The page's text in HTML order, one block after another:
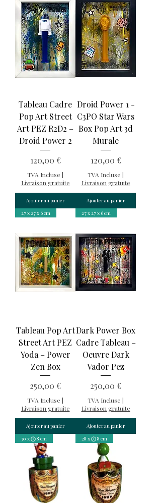
Tableau Cadre
Pop Art Street
Art PEZ R2D2 –
Droid Power 2
Prix
120,00 €
TVA Incluse |
Livraison gratuite
Ajouter au panier
Droid Power 1 -
C3PO Star Wars
Box Pop Art 3d
Murale
Prix
120,00 €
TVA Incluse |
Livraison gratuite
Ajouter au panier
27 x 27 x 6 cm
Tableau Pop Art
Street Art PEZ
Yoda – Power
Zen Box
Prix
250,00 €
TVA Incluse |
Livraison gratuite
Ajouter au panier
27 x 27 x 6 cm
Dark Power Box
Cadre Tableau –
Oeuvre Dark
Vador Pez
Prix
250,00 €
TVA Incluse |
Livraison gratuite
Ajouter au panier
30 x ⨀ 8 cm
28 x ⨀ 8 cm